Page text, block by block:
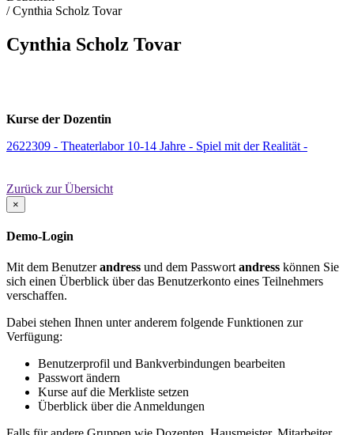
/Cynthia Scholz Tovar
Cynthia Scholz Tovar
Kurse der Dozentin
2622309 - Theaterlabor 10-14 Jahre - Spiel mit der Realität -
Zurück zur Übersicht
×
Demo-Login
Mit dem Benutzerandress und dem Passwort andress können Sie
sich einen Überblick über das Benutzerkonto eines Teilnehmers
verschaffen.
Dabei stehen Ihnen unter anderem folgende Funktionen zur
Verfügung:
Benutzerprofil und Bankverbindungen bearbeiten
Passwort ändern
Kurse auf die Merkliste setzen
Überblick über die Anmeldungen